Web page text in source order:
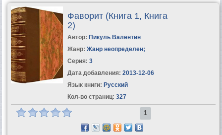
Фаворит (Книга 1, Книга
2)
Автор: Пикуль Валентин
Жанр: Жанр неопределен;
Серия: 3
Дата добавления: 2013-12-06
Язык книги: Русский
Кол-во страниц: 327
1